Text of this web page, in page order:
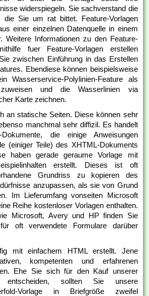
widerspiegeln. Sie sachverstand die
die Sie um rat bittet. Feature-Vorlagen
einer einzelnen Datenquelle in einem
Weitere Informationen zu den Feature-
fuer Feature-Vorlagen erstellen
zwischen Einführung in das Erstellen
Ebendiese können beispielsweise
Wasserservice-Polylinien-Feature als
und die Wasserlinien via
Karte zeichnen.
an statische Seiten. Diese können sehr
manchmal sehr diffizil. Es handelt
die einige Anweisungen
(einiger Teile) des XHTML-Dokuments
haben gerade geraume Vorlage mit
erstellt. Dieses ist oft
Grundriss zu kopieren des
anzupassen, als sie von Grund
Im Lieferumfang vonseiten Microsoft
Reihe kostenloser Vorlagen enthalten.
Microsoft, Avery und HP finden Sie
oft verwendete Formulare darüber
mit einfachem HTML erstellt. Jene
kompetenten und erfahrenen
Ehe Sie sich für den Kauf unserer
entscheiden, sollten Sie unsere
Vorlage in Briefgröße zweifel